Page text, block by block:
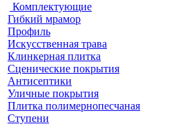
Комплектующие
Гибкий мрамор
Профиль
Искусственная трава
Клинкерная плитка
Сценические покрытия
Антисептики
Уличные покрытия
Плитка полимернопесчаная
Ступени